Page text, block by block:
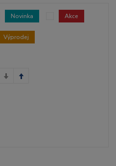
Novinka Akce
Výprodej